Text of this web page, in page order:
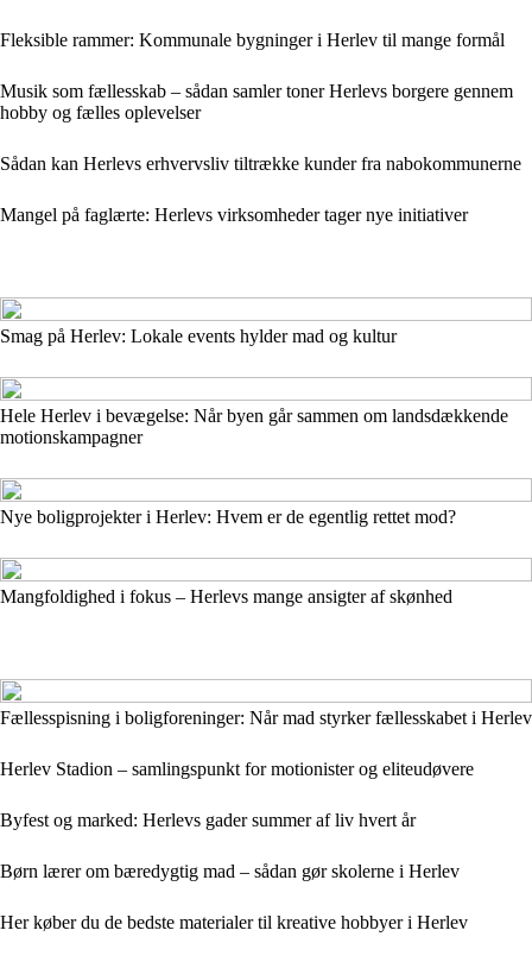
Fleksible rammer: Kommunale bygninger i Herlev til mange formål
Musik som fællesskab – sådan samler toner Herlevs borgere gennem
hobby og fælles oplevelser
Sådan kan Herlevs erhvervsliv tiltrække kunder fra nabokommunerne
Mangel på faglærte: Herlevs virksomheder tager nye initiativer
Smag på Herlev: Lokale events hylder mad og kultur
Hele Herlev i bevægelse: Når byen går sammen om landsdækkende
motionskampagner
Nye boligprojekter i Herlev: Hvem er de egentlig rettet mod?
Mangfoldighed i fokus – Herlevs mange ansigter af skønhed
Fællesspisning i boligforeninger: Når mad styrker fællesskabet i Herlev
Herlev Stadion – samlingspunkt for motionister og eliteudøvere
Byfest og marked: Herlevs gader summer af liv hvert år
Børn lærer om bæredygtig mad – sådan gør skolerne i Herlev
Her køber du de bedste materialer til kreative hobbyer i Herlev